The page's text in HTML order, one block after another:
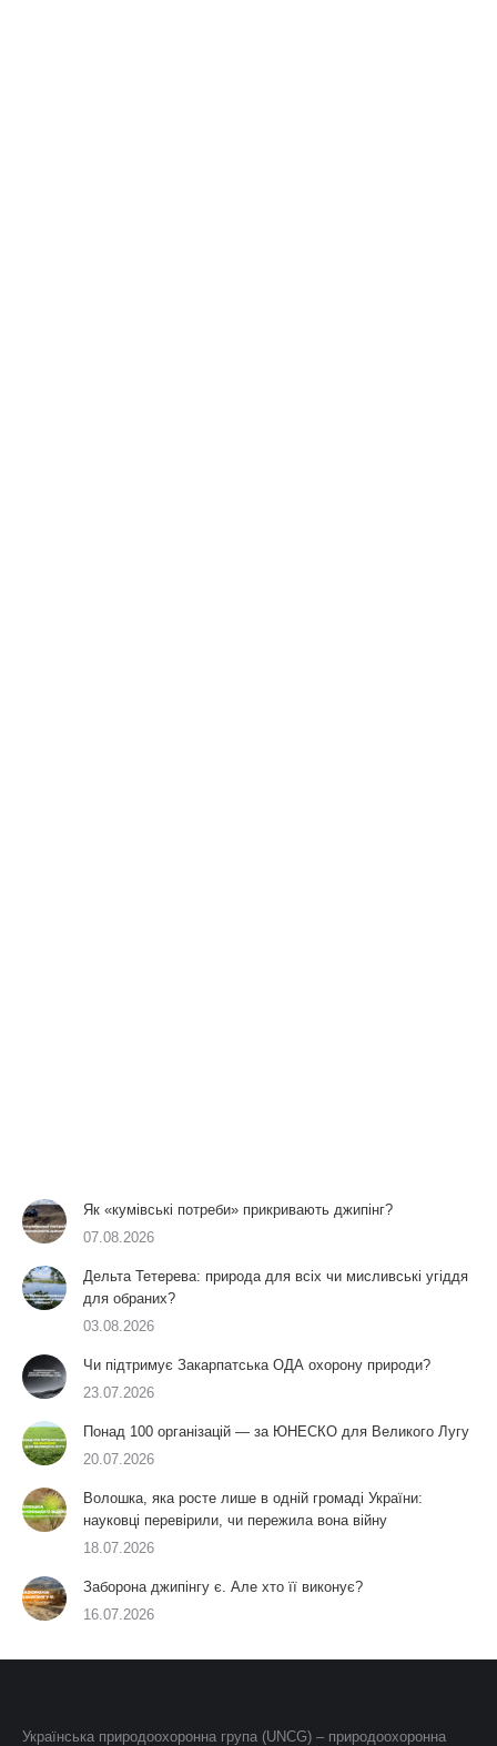
Як «кумівські потреби» прикривають джипінг?
07.08.2026
Дельта Тетерева: природа для всіх чи мисливські угіддя
для обраних?
03.08.2026
Чи підтримує Закарпатська ОДА охорону природи?
23.07.2026
Понад 100 організацій — за ЮНЕСКО для Великого Лугу
20.07.2026
Волошка, яка росте лише в одній громаді України:
науковці перевірили, чи пережила вона війну
18.07.2026
Заборона джипінгу є. Але хто її виконує?
16.07.2026
Українська природоохоронна група (UNCG) – природоохоронна